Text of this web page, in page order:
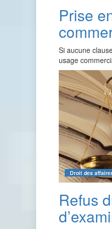
Prise
Si aucune
usage
Droit des
Refus